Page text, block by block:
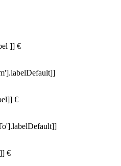
]] €
€
€